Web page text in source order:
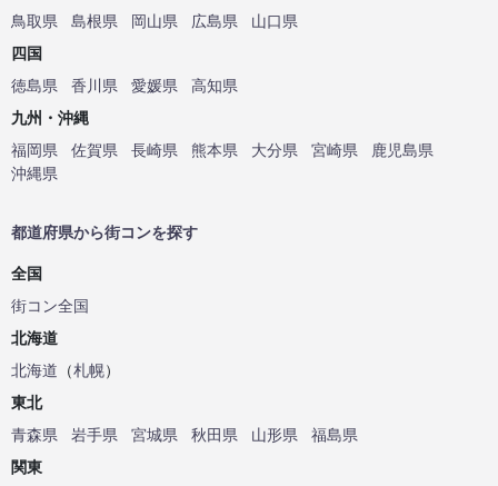
鳥取県
島根県 岡山県 広島県
山口県
四国
徳島県
香川県 愛媛県
高知県
九州・沖縄
福岡県
佐賀県 長崎県 熊本県 大分県 宮崎県
鹿児島県
沖縄県
都道府県から街コンを探す
全国
街コン全国
北海道
北海道 （札幌）
東北
青森県
岩手県 宮城県 秋田県 山形県
福島県
関東